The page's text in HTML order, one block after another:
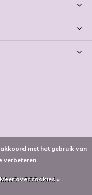
-RSS-feed
met het gebruik van
verbeteren.
Meer over cookies »